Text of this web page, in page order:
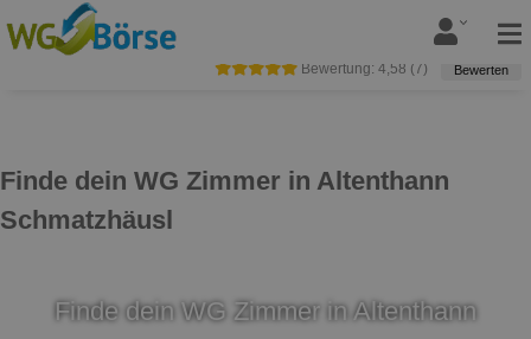
Finde dein WG Zimmer in Altenthann
Schmatzhäusl
Bewertung: 4,58 ( 7) Bewerten
Finde dein WG Zimmer in Altenthann